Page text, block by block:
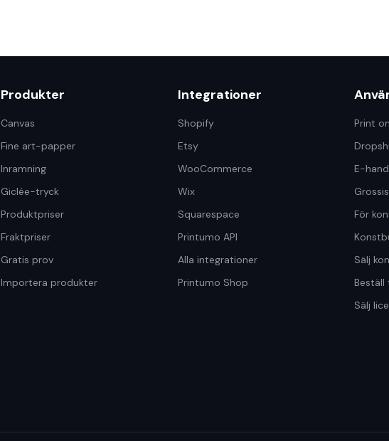
Produkter
Canvas
Fine art-papper
Inramning
Giclée-tryck
Produktpriser
Fraktpriser
Gratis prov
Importera produkter
Integrationer
Shopify
Etsy
WooCommerce
Wix
Squarespace
Printumo API
Alla integrationer
Printumo Shop
Print
E-
För
Sälj
Beställ
Sälj